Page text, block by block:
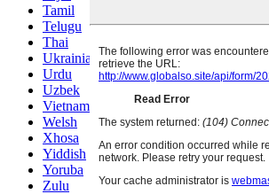
Tamil
Telugu
Thai
Ukrainian
Urdu
Uzbek
Vietnamese
Welsh
Xhosa
Yiddish
Yoruba
Zulu